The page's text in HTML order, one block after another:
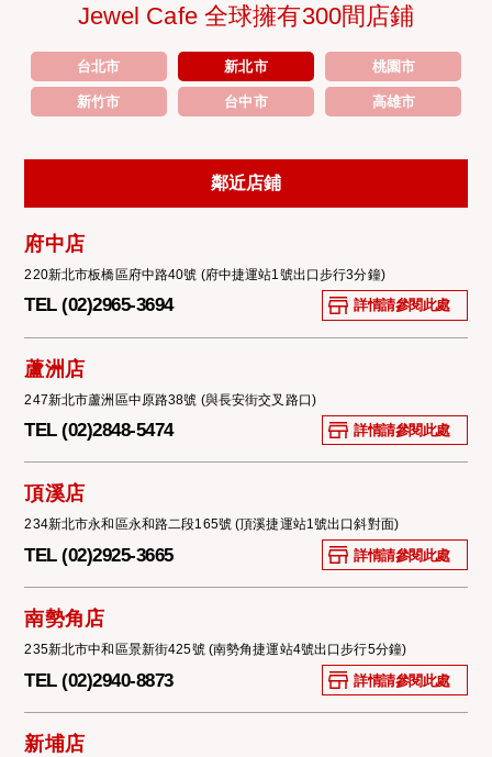
Jewel Cafe 全球擁有300間店鋪
台北市 新北市 桃園市
新竹市 台中市 高雄市
鄰近店鋪
府中店
220新北市板橋區府中路40號 (府中捷運站1號出口步行3分鐘)
TEL (02)2965-3694 詳情請參閱此處
蘆洲店
247新北市蘆洲區中原路38號 (與長安街交叉路口)
TEL (02)2848-5474 詳情請參閱此處
頂溪店
234新北市永和區永和路二段165號 (頂溪捷運站1號出口斜對面)
TEL (02)2925-3665 詳情請參閱此處
南勢角店
235新北市中和區景新街425號 (南勢角捷運站4號出口步行5分鐘)
TEL (02)2940-8873 詳情請參閱此處
新埔店